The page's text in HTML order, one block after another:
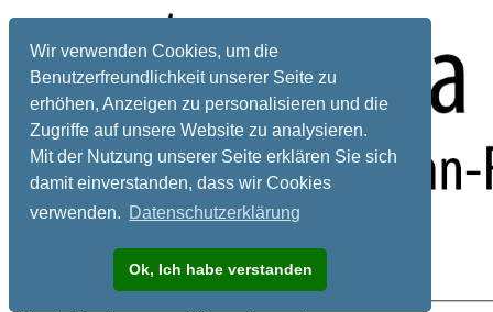
Wir verwenden Cookies, um die
Benutzerfreundlichkeit unserer Seite zu
erhöhen, Anzeigen zu personalisieren und die
Zugriffe auf unsere Website zu analysieren.
Mit der Nutzung unserer Seite erklären Sie sich
damit einverstanden, dass wir Cookies
verwenden. Datenschutzerklärung
Ok, Ich habe verstanden
Registrieren